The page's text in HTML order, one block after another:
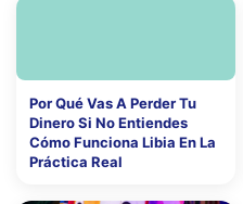
Por Qué Vas A Perder Tu
Dinero Si No Entiendes
Cómo Funciona Libia En La
Práctica Real